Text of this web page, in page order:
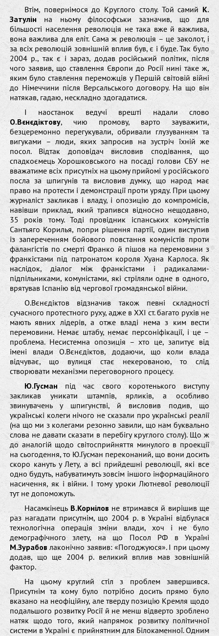
Втім, повернімося до Круглого столу. Той самий К.
Затулін на ньому філософськи зазначив, що для
більшості населення революція не така вже й важлива,
вона важлива для еліт. Сама ж революція – це заколот, і
за всіх революцій зовнішній вплив був, є і буде. Так було
2004 р., так є і зараз, додав російський політик, після
чого заявив, що ставлення Європи до Росії нині таке ж,
яким було ставлення переможців у Першій світовій війні
до Німеччини після Версальського договору. На що він
натякав, гадаю, нескладно здогадатися.
І наостанок ведучі врешті надали слово
О.Вєнєдіктову, чию промову, варто зауважити,
безцеремонно перегукували, обривали глузуванням та
вигуками – люди, яких запросив на зустріч їхній же
посол. Відтак доповідач висловив сподівання, що
спадкоємець Хорошковського на посаді голови СБУ не
вважатиме всіх присутніх на цьому прийомі у російського
посла за шпигунів та висловив думку, що народ має
право на протести і демонстрації проти уряду. При цьому
журналіст закликав і владу, і опозицію до компромісів,
навівши приклад, який трапився відносно нещодавно,
35 років тому. Тоді провідник іспанських комуністів
Сантьяго Корилья, попри рішення партії, один виступив
із запереченням бойового повстання комуністів проти
фалангістів по смерті Франко й пішов на перемовини з
франкістами під патронатом короля Хуана Карлоса. Як
наслідок, діалог між франкістами і радикалами-
підпільниками, комуністами, які стріляли одне в одного,
врятував Іспанію від чергової громадянської війни.
О.Вєнєдіктов відзначив також певні складності
сучасного протестного руху, адже в ХХІ ст. багато рухів не
мають явних лідерів, а отже владі нема з ким вести
перемовини. Немає штабу, немає персоніфікації, і це –
проблема. Несистемна опозиція – хто це, запитує від
імені влади О.Вєнєдіктов, додаючи, що коли влада
відчуває, що вулиця стає некерованою, то слід
створювати механізми переговорного процесу.
Ю.Гусман під час свого коротенького виступу
закликав уникати штампів, ярликів, а особливо
звинувачень у шпигунстві, й висловив подив, що
українські колеги нічого не сказали про українські реалії
(на що ми з колегами резонно завили, що нам буквально
слова не давати сказати в перебігу круглого столу). Що ж
до аналогій щодо світосприйняття минулого в проекції
на сьогодення, то Ю.Гусман переконаний, що вони досить
скоро кануть у Лету, а всі прийдешні революції, які все
одно будуть, набуватимуть зовсім іншого інформаційного
насичення, як і війни. І тому уроки Лютневої революції
тут не допоможуть.
Насамкінець В.Корнілов не втримався й вирішив ще
раз нагадати присутнім, що 2004 р. в Україні відбулася
технологічна операція зміни влади, хоч і не було
демографічного злету, на що Посол РФ в Україні
М.Зурабов лаконічно заявив: «Погоджуюся». І при цьому
додав, що ще 2004 р. великий вплив мав зовнішній
фактор.
На цьому круглий стіл з проблем завершився.
Присутнім та кому було потрібно досить прямо було
вказано на неофіційну, але тверду позицію Кремля щодо
подальшого розвитку Росії й не менш відверто зроблено
натяк щодо того, який напрямок розвитку політичної
системи в Україні є прийнятним для Білокаменної. Одним